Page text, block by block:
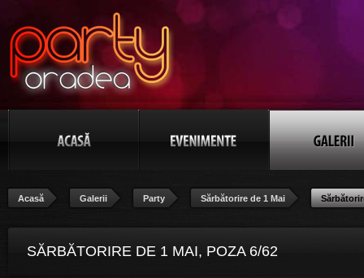
Acasă Galerii Party Sărbătorire de 1 Mai
SĂRBĂTORIRE DE 1 MAI, POZA 6/62